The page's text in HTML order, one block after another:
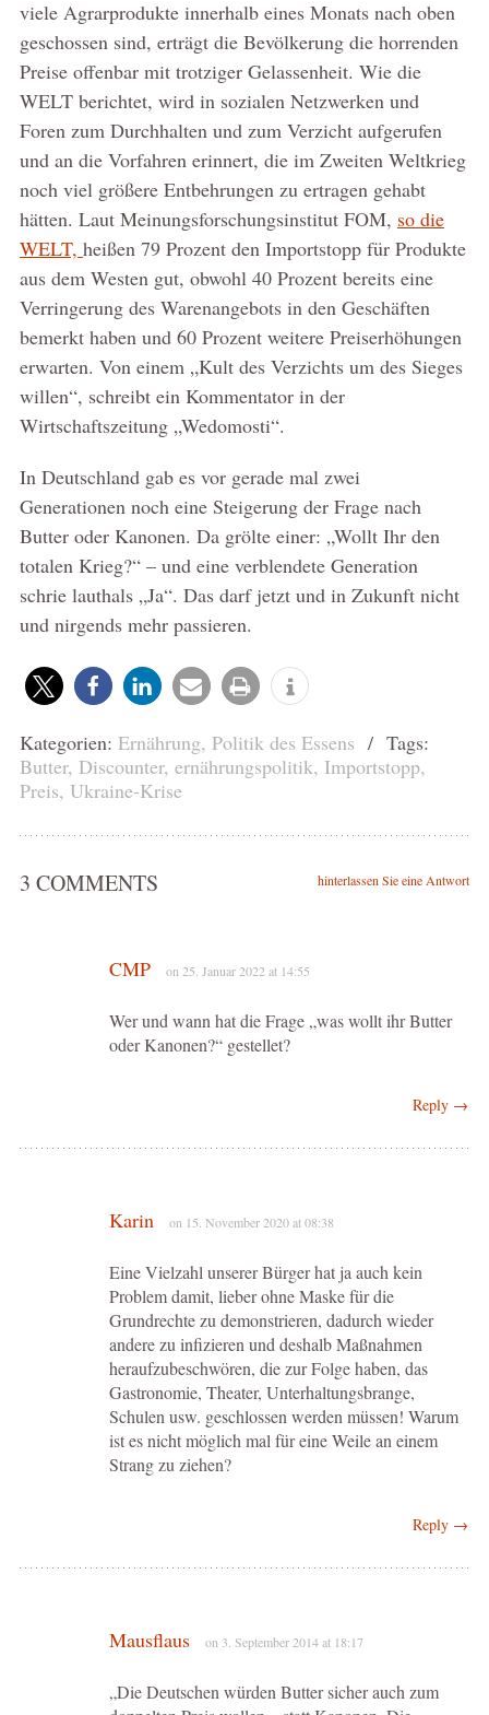
viele Agrarprodukte innerhalb eines Monats nach oben
geschossen sind, erträgt die Bevölkerung die horrenden
Preise offenbar mit trotziger Gelassenheit. Wie die
WELT berichtet, wird in sozialen Netzwerken und
Foren zum Durchhalten und zum Verzicht aufgerufen
und an die Vorfahren erinnert, die im Zweiten Weltkrieg
noch viel größere Entbehrungen zu ertragen gehabt
hätten. Laut Meinungsforschungsinstitut FOM, so die
WELT, heißen 79 Prozent den Importstopp für Produkte
aus dem Westen gut, obwohl 40 Prozent bereits eine
Verringerung des Warenangebots in den Geschäften
bemerkt haben und 60 Prozent weitere Preiserhöhungen
erwarten. Von einem „Kult des Verzichts um des Sieges
willen“, schreibt ein Kommentator in der
Wirtschaftszeitung „Wedomosti“.
In Deutschland gab es vor gerade mal zwei
Generationen noch eine Steigerung der Frage nach
Butter oder Kanonen. Da grölte einer: „Wollt Ihr den
totalen Krieg?“ – und eine verblendete Generation
schrie lauthals „Ja“. Das darf jetzt und in Zukunft nicht
und nirgends mehr passieren.
Kategorien: Ernährung, Politik des Essens / Tags:
Butter, Discounter, ernährungspolitik, Importstopp,
Preis, Ukraine-Krise
hinterlassen Sie eine Antwort
3 COMMENTS
CMP on 25. Januar 2022 at 14:55
Wer und wann hat die Frage „was wollt ihr Butter
oder Kanonen?“ gestellet?
Reply →
Karin on 15. November 2020 at 08:38
Eine Vielzahl unserer Bürger hat ja auch kein
Problem damit, lieber ohne Maske für die
Grundrechte zu demonstrieren, dadurch wieder
andere zu infizieren und deshalb Maßnahmen
heraufzubeschwören, die zur Folge haben, das
Gastronomie, Theater, Unterhaltungsbrange,
Schulen usw. geschlossen werden müssen! Warum
ist es nicht möglich mal für eine Weile an einem
Strang zu ziehen?
Reply →
Mausflaus on 3. September 2014 at 18:17
„Die Deutschen würden Butter sicher auch zum